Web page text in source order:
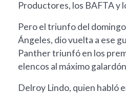
Productores, los BAFTA y
Pero el triunfo del
Ángeles, dio vuelta a ese
Panther triunfó en los
elencos al máximo
Delroy Lindo, quien habló